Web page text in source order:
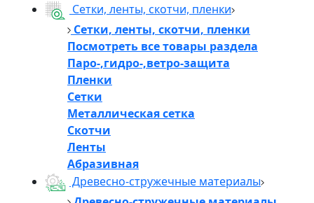
Сетки, ленты, скотчи, пленки
Сетки, ленты, скотчи, пленки
Посмотреть все товары раздела
Паро-,гидро-,ветро-защита
Пленки
Сетки
Металлическая сетка
Скотчи
Ленты
Абразивная
Древесно-стружечные материалы